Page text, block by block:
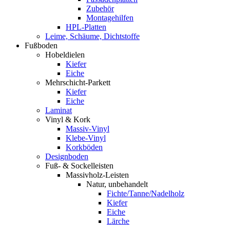
Zubehör
Montagehilfen
HPL-Platten
Leime, Schäume, Dichtstoffe
Fußboden
Hobeldielen
Kiefer
Eiche
Mehrschicht-Parkett
Kiefer
Eiche
Laminat
Vinyl & Kork
Massiv-Vinyl
Klebe-Vinyl
Korkböden
Designboden
Fuß- & Sockelleisten
Massivholz-Leisten
Natur, unbehandelt
Fichte/Tanne/Nadelholz
Kiefer
Eiche
Lärche